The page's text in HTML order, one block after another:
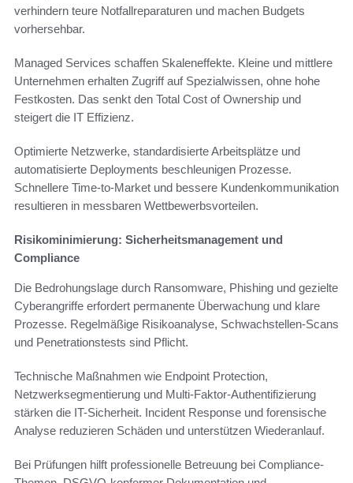
verhindern teure Notfallreparaturen und machen Budgets
vorhersehbar.
Managed Services schaffen Skaleneffekte. Kleine und mittlere
Unternehmen erhalten Zugriff auf Spezialwissen, ohne hohe
Festkosten. Das senkt den Total Cost of Ownership und
steigert die IT Effizienz.
Optimierte Netzwerke, standardisierte Arbeitsplätze und
automatisierte Deployments beschleunigen Prozesse.
Schnellere Time-to-Market und bessere Kundenkommunikation
resultieren in messbaren Wettbewerbsvorteilen.
Risikominimierung: Sicherheitsmanagement und
Compliance
Die Bedrohungslage durch Ransomware, Phishing und gezielte
Cyberangriffe erfordert permanente Überwachung und klare
Prozesse. Regelmäßige Risikoanalyse, Schwachstellen-Scans
und Penetrationstests sind Pflicht.
Technische Maßnahmen wie Endpoint Protection,
Netzwerksegmentierung und Multi-Faktor-Authentifizierung
stärken die IT-Sicherheit. Incident Response und forensische
Analyse reduzieren Schäden und unterstützen Wiederanlauf.
Bei Prüfungen hilft professionelle Betreuung bei Compliance-